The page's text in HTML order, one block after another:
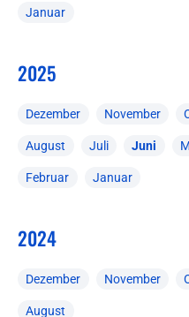
Januar
2025
Dezember November
August Juli Juni
Februar Januar
2024
Dezember November
August